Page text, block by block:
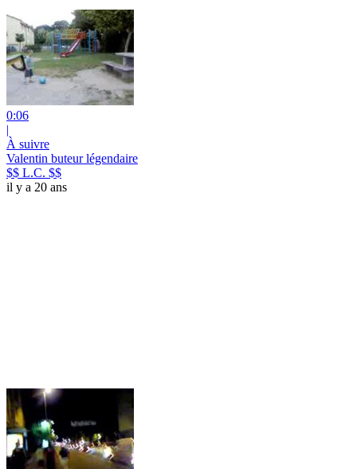
0:06
|
À suivre
Valentin buteur légendaire
$$ L.C. $$
il y a 20 ans